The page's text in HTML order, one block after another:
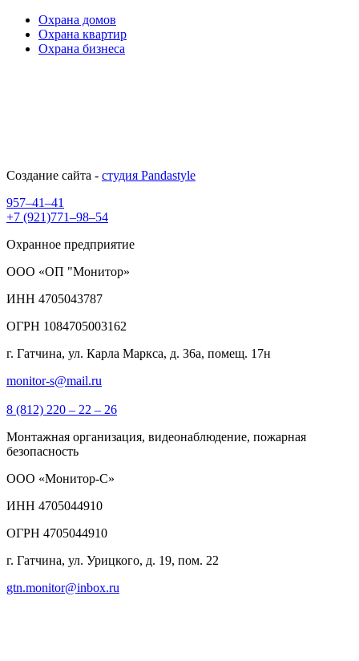
Охрана домов
Охрана квартир
Охрана бизнеса
Создание сайта - студия Pandastyle
957–41–41
+7 (921)771–98–54
Охранное предприятие
ООО «ОП "Монитор»
ИНН 4705043787
ОГРН 1084705003162
г. Гатчина, ул. Карла Маркса, д. 36а, помещ. 17н
monitor-s@mail.ru
8 (812) 220 – 22 – 26
Монтажная организация, видеонаблюдение, пожарная
безопасность
ООО «Монитор-С»
ИНН 4705044910
ОГРН 4705044910
г. Гатчина, ул. Урицкого, д. 19, пом. 22
gtn.monitor@inbox.ru